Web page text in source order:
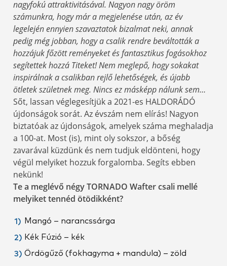
nagyfokú attraktivitásával. Nagyon nagy öröm
számunkra, hogy már a megjelenése után, az év
legelején ennyien szavaztatok bizalmat neki, annak
pedig még jobban, hogy a csalik rendre beváltották a
hozzájuk főzött reményeket és fantasztikus fogásokhoz
segítettek hozzá Titeket! Nem meglepő, hogy sokakat
inspirálnak a csalikban rejlő lehetőségek, és újabb
ötletek születnek meg. Nincs ez másképp nálunk sem…
Sőt, lassan véglegesítjük a 2021-es HALDORÁDÓ
újdonságok sorát. Az évszám nem elírás! Nagyon
biztatóak az újdonságok, amelyek száma meghaladja
a 100-at. Most (is), mint oly sokszor, a bőség
zavarával küzdünk és nem tudjuk eldönteni, hogy
végül melyiket hozzuk forgalomba. Segíts ebben
nekünk!
Te a meglévő négy TORNADO Wafter csali mellé
melyiket tennéd ötödikként?
Mangó – narancssárga
Kék Fúzió – kék
Ördögűző (fokhagyma + mandula) – zöld